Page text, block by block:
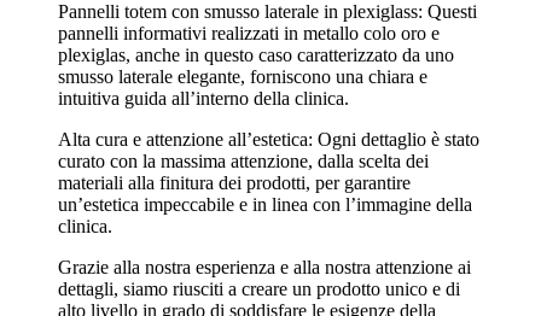
Pannelli totem con smusso laterale in plexiglass: Questi
pannelli informativi realizzati in metallo colo oro e
plexiglas, anche in questo caso caratterizzato da uno
smusso laterale elegante, forniscono una chiara e
intuitiva guida all’interno della clinica.
Alta cura e attenzione all’estetica: Ogni dettaglio è stato
curato con la massima attenzione, dalla scelta dei
materiali alla finitura dei prodotti, per garantire
un’estetica impeccabile e in linea con l’immagine della
clinica.
Grazie alla nostra esperienza e alla nostra attenzione ai
dettagli, siamo riusciti a creare un prodotto unico e di
alto livello in grado di soddisfare le esigenze della